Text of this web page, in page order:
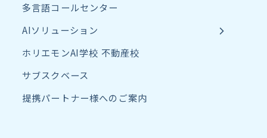
多言語コールセンター
AIソリューション
ホリエモンAI学校 不動産校
サブスクベース
提携パートナー様へのご案内